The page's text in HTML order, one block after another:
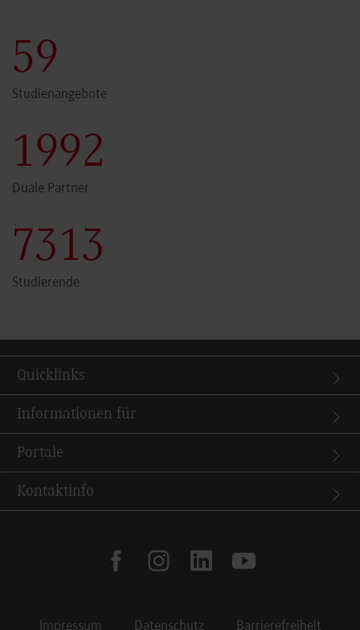
59
Studienangebote
1999
Duale Partner
7340
Studierende
Quicklinks
Informationen für
Portale
Kontaktinfo
facebookinstagramlinkedin youtube